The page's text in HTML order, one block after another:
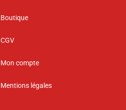
Boutique
CGV
Mon compte
Mentions légales